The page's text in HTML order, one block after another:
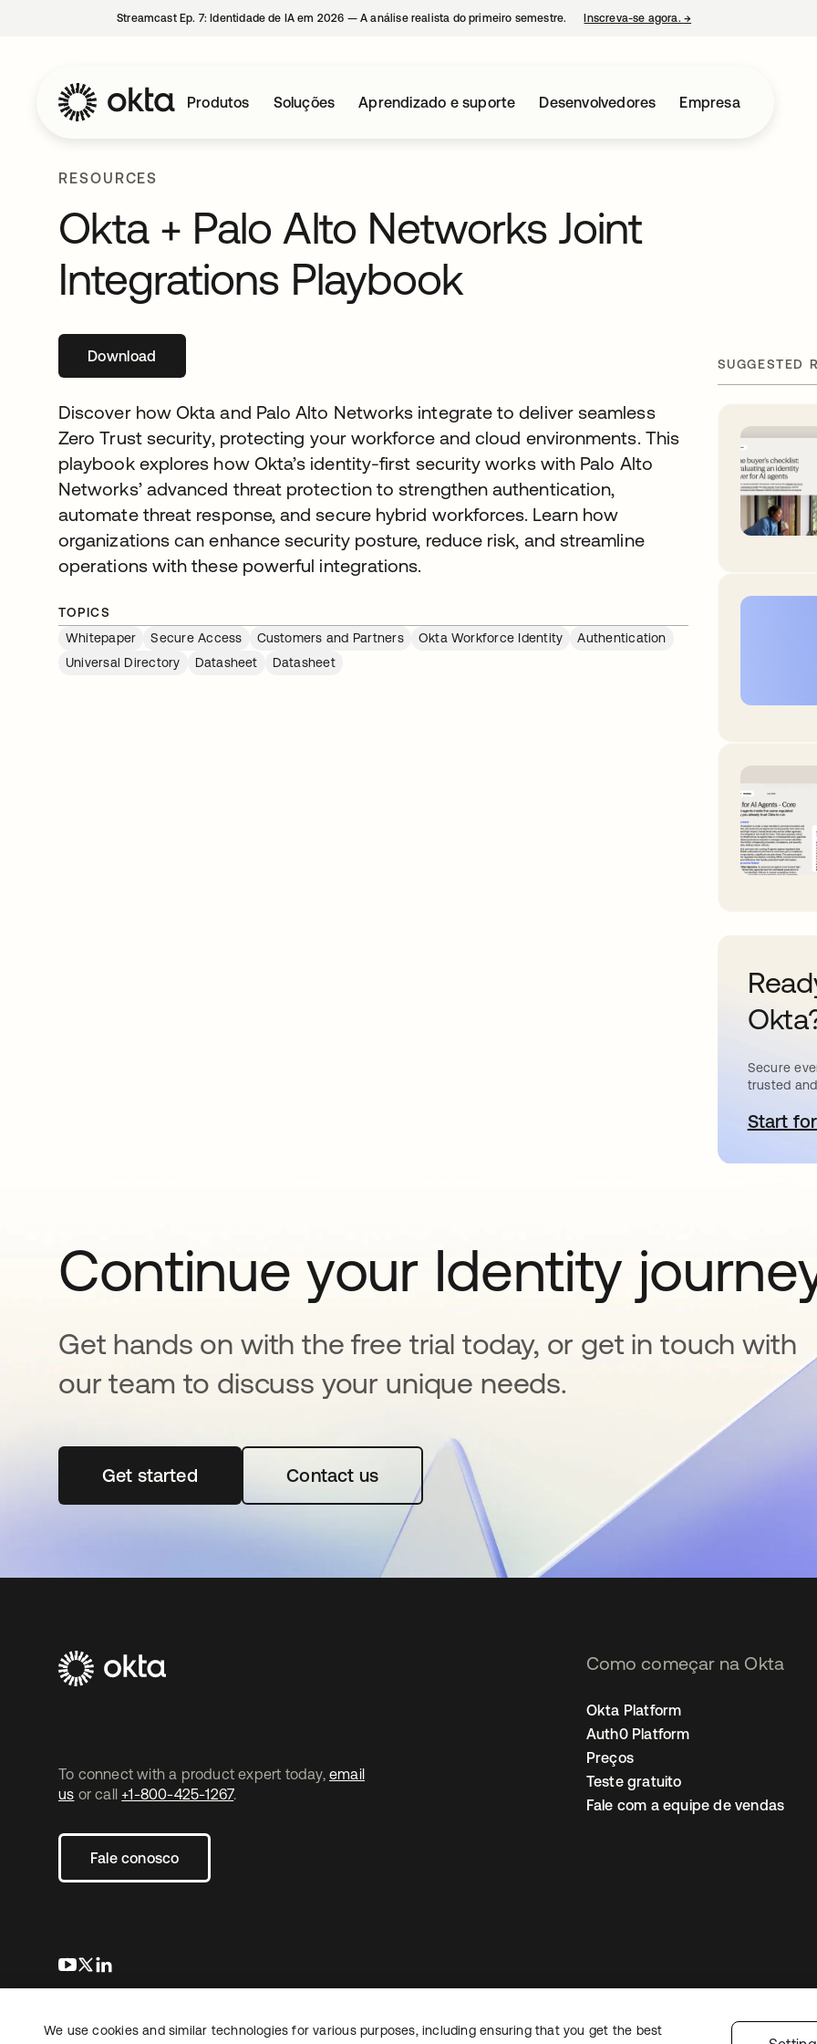
Streamcast Ep. 7: Identidade de IA em 2026 — A análise realista do primeiro semestre. Inscreva-se agora. →
Produtos Soluções Aprendizado e suporte Desenvolvedores Empresa
RESOURCES
Okta + Palo Alto Networks Joint
Integrations Playbook
Downloadabre em uma nova guia
Discover how Okta and Palo Alto Networks integrate to deliver seamless
Zero Trust security, protecting your workforce and cloud environments. This
playbook explores how Okta’s identity-first security works with Palo Alto
Networks’ advanced threat protection to strengthen authentication,
automate threat response, and secure hybrid workforces. Learn how
organizations can enhance security posture, reduce risk, and streamline
operations with these powerful integrations.
TOPICS
Whitepaper
Secure Access Customers and Partners Okta Workforce Identity
Authentication
Universal Directory
Datasheet Datasheet
SUGGESTED
Secure
trusted
Start
Continue your Identity
Get hands on with the free trial today, or get in touch with
our team to discuss your unique needs.
Get startedabre em uma nova guia
Contact us
To connect with a product expert today, email
us or call +1-800-425-1267.
Fale conosco
abre em uma nova guia
abre em uma nova guia
Como começar na Okta
Okta Platform
Auth0 Platform
Preços
Teste gratuito
Fale com a equipe de vendas
JurídicoPolítica de privacidadeTermos do siteSegurança Mapa do site
Copyright © 2026 Okta. Todos os direitos
We use cookies and similar technologies for various purposes, including ensuring that you get the best